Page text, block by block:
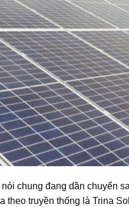
chung đang dần chuyển
theo truyền thống là Trina